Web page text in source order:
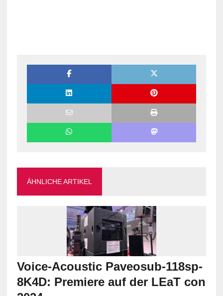
ÄHNLICHE ARTIKEL
Voice-Acoustic Paveosub-118sp-
8K4D: Premiere auf der LEaT con